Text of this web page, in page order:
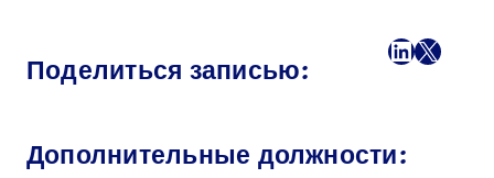
Поделиться записью:
Facebook
LinkedIn
X
Дополнительные должности: